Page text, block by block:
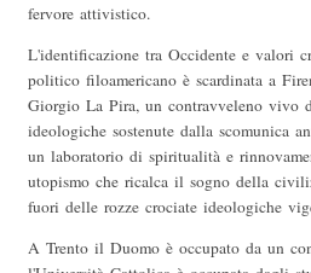
fervore attivistico.
L'identificazione tra Occidente e valori
politico filoamericano è scardinata a
Giorgio La Pira, un contravveleno vivo
ideologiche sostenute dalla scomunica
un laboratorio di spiritualità e
utopismo che ricalca il sogno della
fuori delle rozze crociate ideologiche
A Trento il Duomo è occupato da un